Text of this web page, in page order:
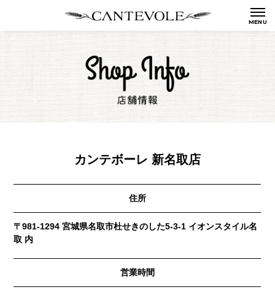
カンテボーレ 新名取店
住所
〒981-1294 宮城県名取市杜せきのした5-3-1 イオンスタイル名
取 内
営業時間